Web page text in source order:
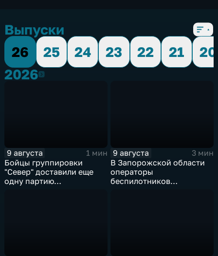
Выпуски
26
25 24 23 22 21
20
20262026
9 августа
1 мин
Бойцы группировки
"Север" доставили еще
одну партию
9 августа
3 мин
В Запорожской области
операторы
беспилотников